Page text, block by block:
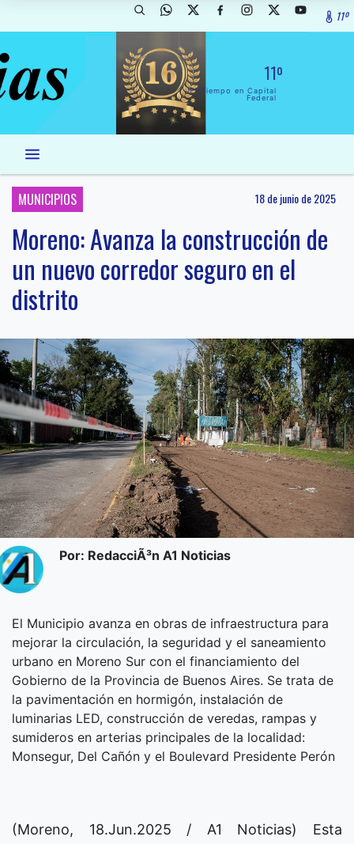
11º
11º
El Tiempo en Capital
Federal
MUNICIPIOS 18 de junio de 2025
Moreno: Avanza la construcción de
un nuevo corredor seguro en el
distrito
Por: RedacciÃ³n A1 Noticias
El Municipio avanza en obras de infraestructura para
mejorar la circulación, la seguridad y el saneamiento
urbano en Moreno Sur con el financiamiento del
Gobierno de la Provincia de Buenos Aires. Se trata de
la pavimentación en hormigón, instalación de
luminarias LED, construcción de veredas, rampas y
sumideros en arterias principales de la localidad:
Monsegur, Del Cañón y el Boulevard Presidente Perón
(Moreno, 18.Jun.2025 / A1 Noticias) Esta